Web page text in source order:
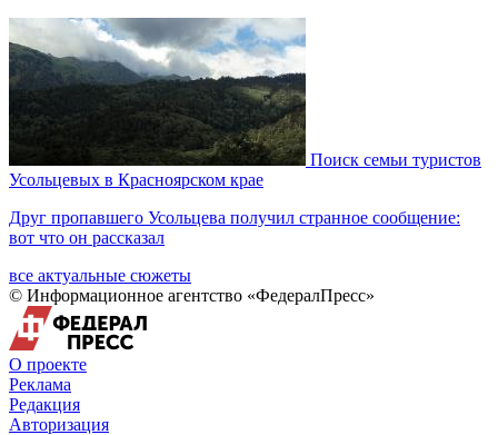
Поиск семьи туристов
Усольцевых в Красноярском крае
Друг пропавшего Усольцева получил странное сообщение:
вот что он рассказал
все актуальные сюжеты
© Информационное агентство «ФедералПресс»
О проекте
Реклама
Редакция
Авторизация